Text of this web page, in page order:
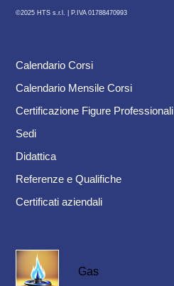
©2025 HTS s.r.l. | P.IVA 01788470993
Calendario Corsi
Calendario Mensile Corsi
Certificazione Figure Professionali
Sedi
Didattica
Referenze e Qualifiche
Certificati aziendali
Gas